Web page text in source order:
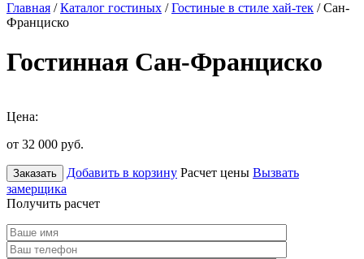
Главная /Каталог гостиных /Гостиные в стиле хай-тек / Сан-
Франциско
Гостинная Сан-Франциско
Цена:
от 32 000 руб.
Заказать Добавить в корзину Расчет цены Вызвать
замерщика
Получить расчет